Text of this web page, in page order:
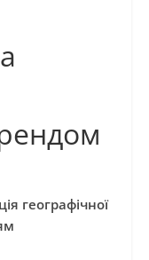
географічної